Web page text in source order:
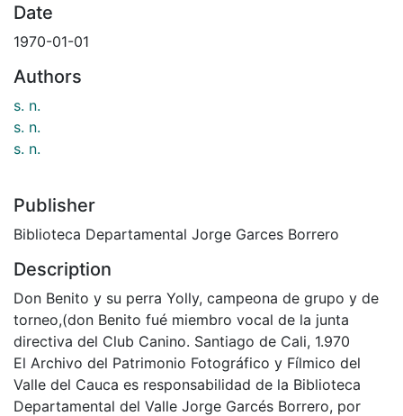
Date
1970-01-01
Authors
s. n.
s. n.
s. n.
Publisher
Biblioteca Departamental Jorge Garces Borrero
Description
Don Benito y su perra Yolly, campeona de grupo y de
torneo,(don Benito fué miembro vocal de la junta
directiva del Club Canino. Santiago de Cali, 1.970
El Archivo del Patrimonio Fotográfico y Fílmico del
Valle del Cauca es responsabilidad de la Biblioteca
Departamental del Valle Jorge Garcés Borrero, por